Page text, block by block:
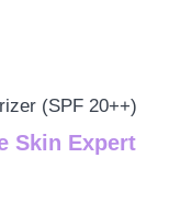
(SPF 20++)
Skin Expert